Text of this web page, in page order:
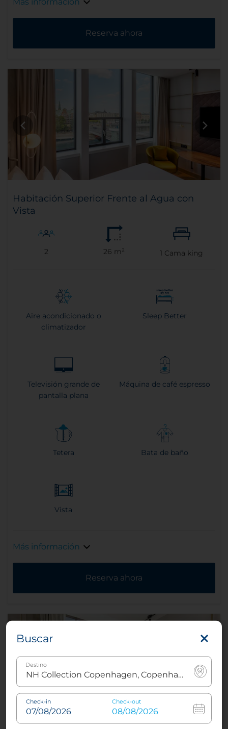
Reserva ahora
Habitación Superior Frente al Agua con
Vista
2 26 m² 1 Cama king
Aire acondicionado o
climatizador
Sleep Better
Televisión grande de
pantalla plana
Máquina de café espresso
Tetera Bata de baño
Vista
Más información
Reserva ahora
Buscar
Destino
Check-in Check-out